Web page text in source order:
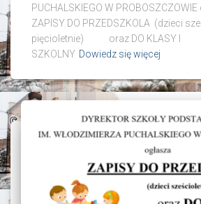
PUCHALSKIEGO W
ZAPISY DO PRZEDSZKOLA (dzieci
pięcioletnie) oraz DO KLASY
SZKOLNY Dowiedz się więcej